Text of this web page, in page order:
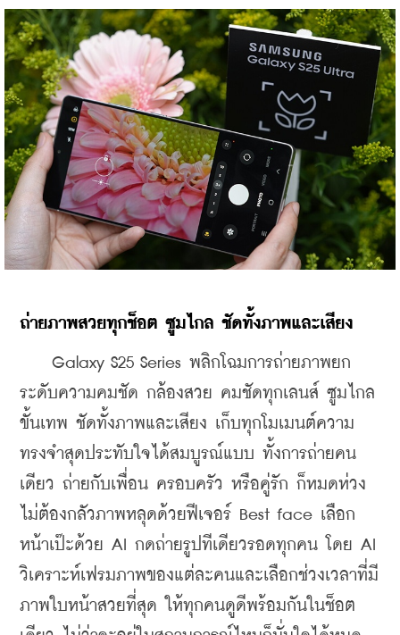
ถ่ายภาพสวยทุกช็อต ซูมไกล ชัดทั้งภาพและเสียง
Galaxy S25 Series พลิกโฉมการถ่ายภาพยก
ระดับความคมชัด กล้องสวย คมชัดทุกเลนส์ ซูมไกล
ขั้นเทพ ชัดทั้งภาพและเสียง เก็บทุกโมเมนต์ความ
ทรงจำสุดประทับใจได้สมบูรณ์แบบ ทั้งการถ่ายคน
เดียว ถ่ายกับเพื่อน ครอบครัว หรือคู่รัก ก็หมดห่วง
ไม่ต้องกลัวภาพหลุดด้วยฟีเจอร์ Best face เลือก
หน้าเป๊ะด้วย AI กดถ่ายรูปทีเดียวรอดทุกคน โดย AI
วิเคราะห์เฟรมภาพของแต่ละคนและเลือกช่วงเวลาที่มี
ภาพใบหน้าสวยที่สุด ให้ทุกคนดูดีพร้อมกันในช็อต